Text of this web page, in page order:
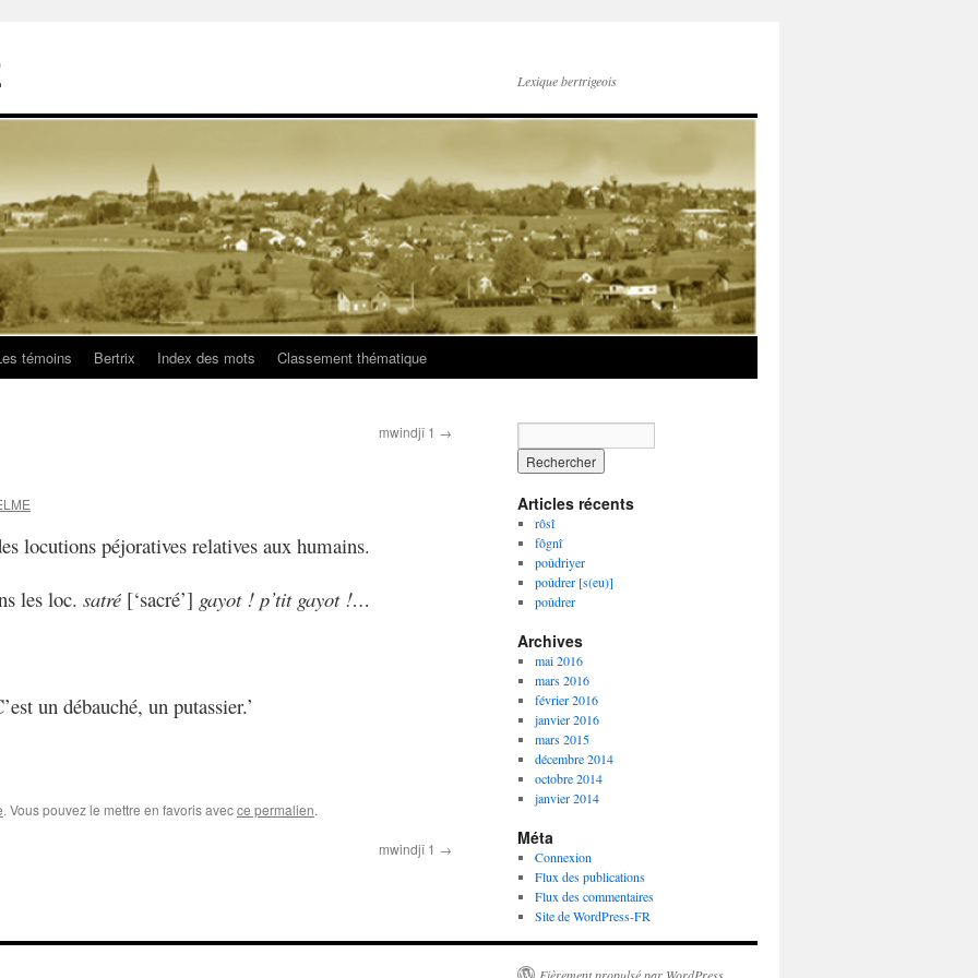
Lexique bertrigeois
témoins Bertrix Index des mots Classement thématique
mwindjî 1 →
locutions péjoratives relatives aux humains.
les loc. satré [‘sacré’] gayot ! p’tit gayot !…
un débauché, un putassier.’
. Vous pouvez le mettre en favoris avecce permalien.
mwindjî 1 →
Articles récents
rôsî
fôgnî
poûdriyer
poûdrer [s(eu)]
poûdrer
Archives
mai 2016
mars 2016
février 2016
janvier 2016
mars 2015
décembre 2014
octobre 2014
janvier 2014
Méta
Connexion
Flux des publications
Flux des commentaires
Site de WordPress-FR